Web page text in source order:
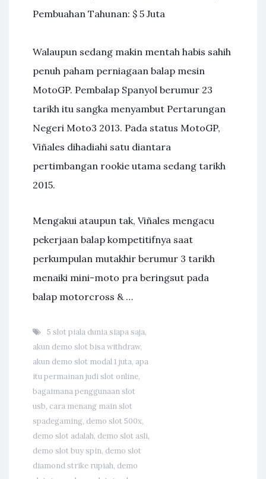
Pembuahan Tahunan: $ 5 Juta
Walaupun sedang makin mentah habis sahih
penuh paham perniagaan balap mesin
MotoGP. Pembalap Spanyol berumur 23
tarikh itu sangka menyambut Pertarungan
Negeri Moto3 2013. Pada status MotoGP,
Viñales dihadiahi satu diantara
pertimbangan rookie utama sedang tarikh
2015.
Mengakui ataupun tak, Viñales mengacu
pekerjaan balap kompetitifnya saat
perkumpulan mutakhir berumur 3 tarikh
menaiki mini-moto pra beringsut pada
balap motorcross & …
5 slot piala dunia siapa saja,
akun demo slot bisa withdraw,
akun demo slot modal 1 juta, apa
itu permainan judi slot online,
bagaimana penggunaan slot
usb, cara menang main slot
spadegaming, demo slot 500x,
demo slot adalah, demo slot asli,
demo slot buy spin, demo slot
diamond strike rupiah, demo